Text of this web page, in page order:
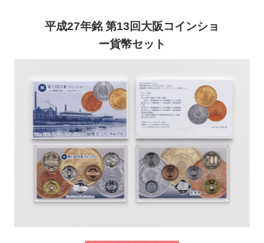
平成27年銘 第13回大阪コインショ
ー貨幣セット